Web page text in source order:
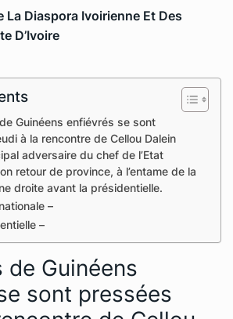
La Diaspora Ivoirienne Et Des
D’Ivoire
Guinéens enfiévrés se sont
à la rencontre de Cellou Dalein
adversaire du chef de l’Etat
retour de province, à l’entame de la
droite avant la présidentielle.
–
–
de Guinéens
sont pressées